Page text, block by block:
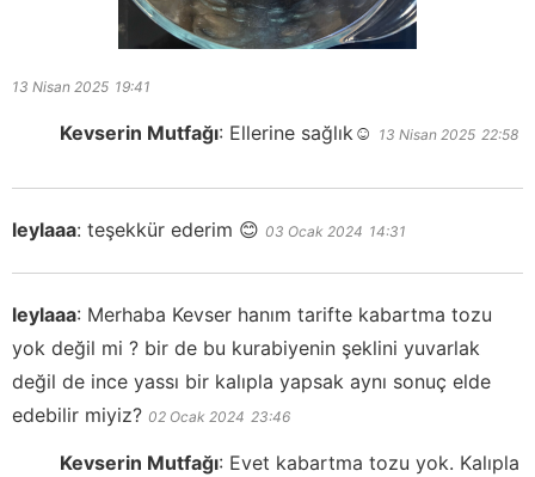
13 Nisan 2025 19:41
Kevserin Mutfağı: Ellerine sağlık☺️ 13 Nisan 2025 22:58
leylaaa: teşekkür ederim 😊 03 Ocak 2024 14:31
leylaaa: Merhaba Kevser hanım tarifte kabartma tozu
yok değil mi ? bir de bu kurabiyenin şeklini yuvarlak
değil de ince yassı bir kalıpla yapsak aynı sonuç elde
edebilir miyiz? 02 Ocak 2024 23:46
Kevserin Mutfağı: Evet kabartma tozu yok. Kalıpla